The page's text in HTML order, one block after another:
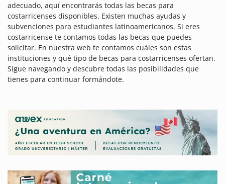
adecuado, aquí encontrarás todas las becas para
costarricenses disponibles. Existen muchas ayudas y
subvenciones para estudiantes latinoamericanos. Si eres
costarricense te contamos todas las becas que puedes
solicitar. En nuestra web te contamos cuáles son estas
instituciones y qué tipo de becas para costarricenses ofertan.
Sigue navegando y descubre todas las posibilidades que
tienes para continuar formándote.